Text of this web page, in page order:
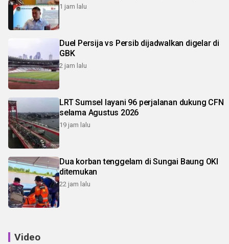
1 jam lalu
Duel Persija vs Persib dijadwalkan digelar di
GBK
2 jam lalu
LRT Sumsel layani 96 perjalanan dukung CFN
selama Agustus 2026
19 jam lalu
Dua korban tenggelam di Sungai Baung OKI
ditemukan
22 jam lalu
Video